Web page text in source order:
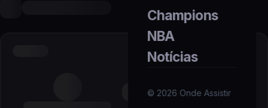
Champions
NBA
Notícias
© 2026 Onde Assistir